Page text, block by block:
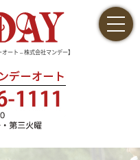
ート – 株式会社マンデー】